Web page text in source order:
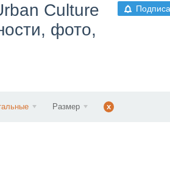
Culture
фото,
Размер x